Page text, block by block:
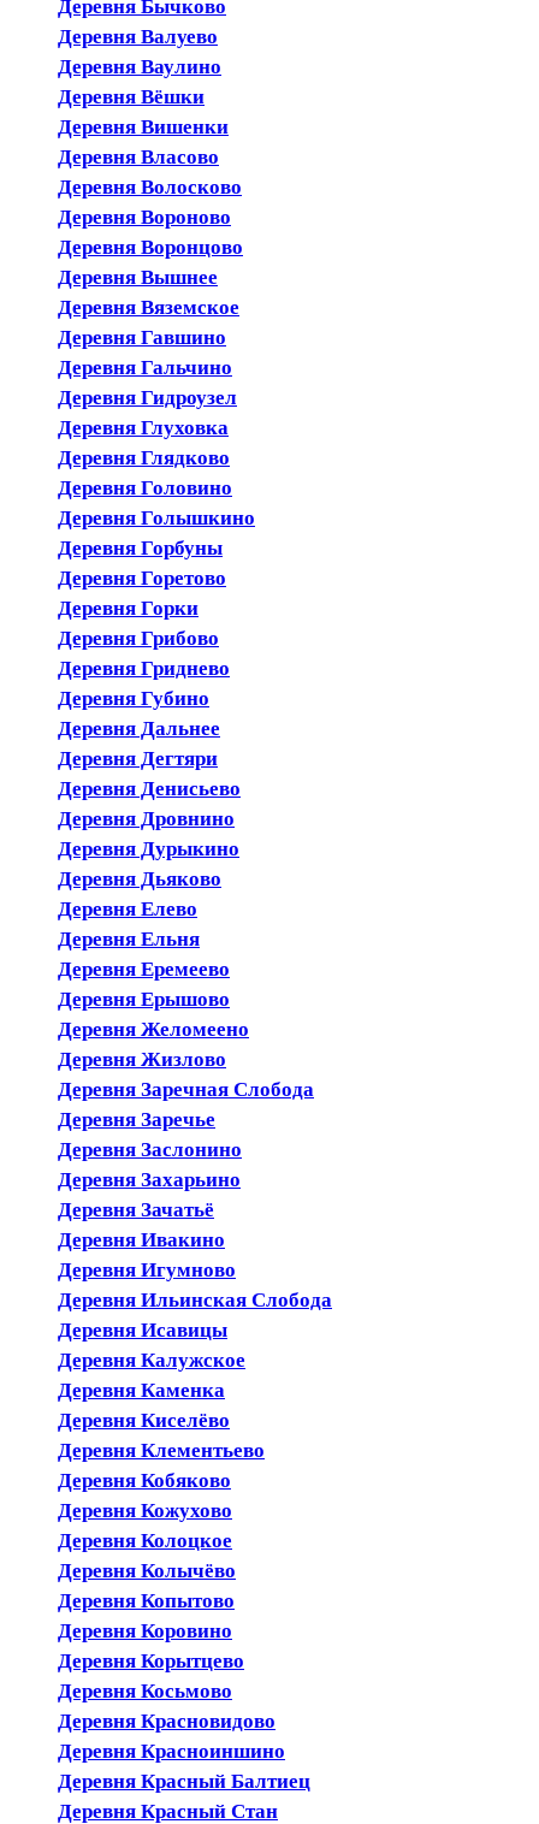
Деревня Бычково
Деревня Валуево
Деревня Ваулино
Деревня Вёшки
Деревня Вишенки
Деревня Власово
Деревня Волосково
Деревня Вороново
Деревня Воронцово
Деревня Вышнее
Деревня Вяземское
Деревня Гавшино
Деревня Гальчино
Деревня Гидроузел
Деревня Глуховка
Деревня Глядково
Деревня Головино
Деревня Голышкино
Деревня Горбуны
Деревня Горетово
Деревня Горки
Деревня Грибово
Деревня Гриднево
Деревня Губино
Деревня Дальнее
Деревня Дегтяри
Деревня Денисьево
Деревня Дровнино
Деревня Дурыкино
Деревня Дьяково
Деревня Елево
Деревня Ельня
Деревня Еремеево
Деревня Ерышово
Деревня Желомеено
Деревня Жизлово
Деревня Заречная Слобода
Деревня Заречье
Деревня Заслонино
Деревня Захарьино
Деревня Зачатьё
Деревня Ивакино
Деревня Игумново
Деревня Ильинская Слобода
Деревня Исавицы
Деревня Калужское
Деревня Каменка
Деревня Киселёво
Деревня Клементьево
Деревня Кобяково
Деревня Кожухово
Деревня Колоцкое
Деревня Колычёво
Деревня Копытово
Деревня Коровино
Деревня Корытцево
Деревня Косьмово
Деревня Красновидово
Деревня Красноиншино
Деревня Красный Балтиец
Деревня Красный Стан